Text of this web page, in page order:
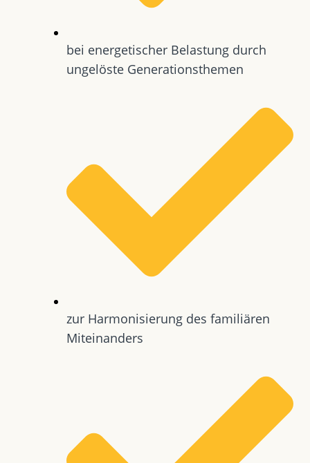
bei energetischer Belastung durch
ungelöste Generationsthemen
zur Harmonisierung des familiären
Miteinanders